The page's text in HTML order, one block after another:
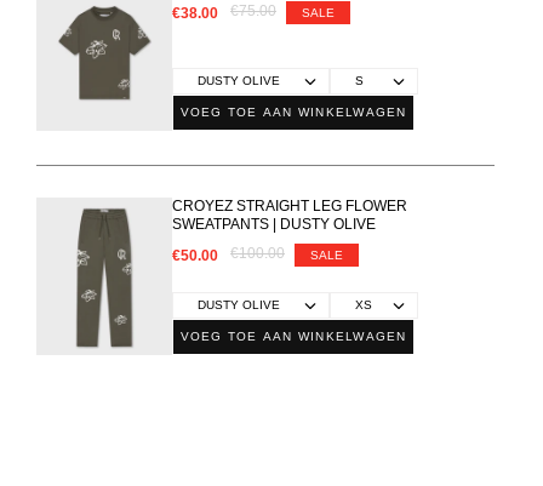
€38.00
€75.00 SALE
VOEG TOE AAN WINKELWAGEN
CROYEZ STRAIGHT LEG FLOWER
SWEATPANTS | DUSTY OLIVE
€50.00
€100.00 SALE
VOEG TOE AAN WINKELWAGEN